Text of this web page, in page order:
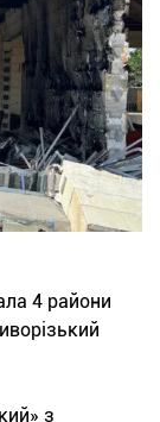
4 райони
з